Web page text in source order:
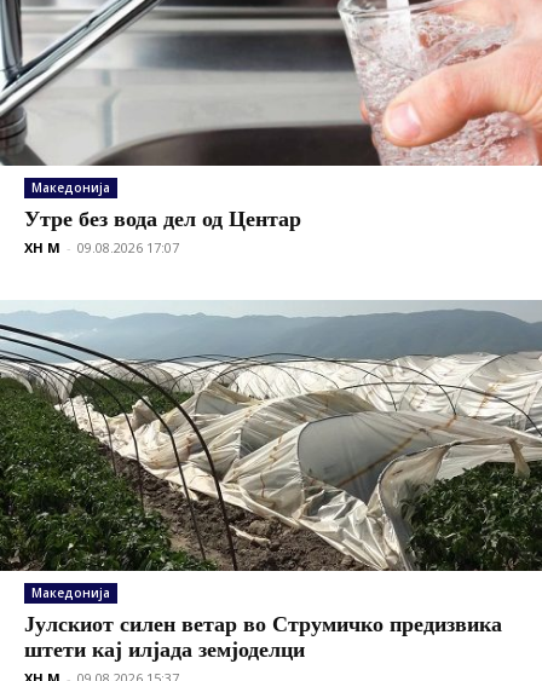
Македонија
Утре без вода дел од Центар
XH M - 09.08.2026 17:07
Македонија
Јулскиот силен ветар во Струмичко предизвика
штети кај илјада земјоделци